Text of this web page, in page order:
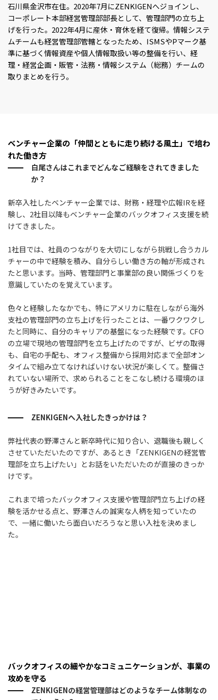
石川県金沢市在住。2020年7月にZENKIGENへジョインし、
コーポレート本部経営管理部部長として、管理部門の立ち上
げを行った。2022年4月に産休・育休を経て復帰。情報システ
ムチームも経営管理部管轄となったため、ISMSやPマーク基
準に基づく情報資産や個人情報取扱い等の整備を行い、経
理・経営企画・販管・法務・情報システム（総務）チームの
取りまとめを行う。
ベンチャー企業の「仲間とともに走り続ける風土」で培わ
れた働き方
白尾さんはこれまでどんなご経験をされてきました
か？
新卒入社したベンチャー企業では、財務・経理や広報IRを経
験し、2社目以降もベンチャー企業のバックオフィス支援を続
けてきました。
1社目では、社員のつながりを大切にしながら挑戦し合うカル
チャーの中で経験を積み、自分らしい働き方の軸が形成され
たと思います。当時、管理部門と事業部の良い関係づくりを
意識していたのを覚えています。
色々と経験したなかでも、特にアメリカに駐在しながら海外
支社の管理部門の立ち上げを行ったことは、一番ワクワクし
たと同時に、自分のキャリアの基盤になった経験です。CFO
の立場で現地の管理部門を立ち上げたのですが、ビザの取得
も、自宅の手配も、オフィス整備から採用対応まで全部オン
タイムで組み立てなければいけない状況が楽しくて。整備さ
れていない場所で、求められることをこなし続ける環境のほ
うが好きみたいです。
ZENKIGENへ入社したきっかけは？
弊社代表の野澤さんと新卒時代に知り合い、退職後も親しく
させていただいたのですが、あるとき「ZENKIGENの経営管
理部を立ち上げたい」とお話をいただいたのが直接のきっか
けです。
これまで培ったバックオフィス支援や管理部門立ち上げの経
験を活かせる点と、野澤さんの誠実な人柄を知っていたの
で、一緒に働いたら面白いだろうなと思い入社を決めまし
た。
バックオフィスの細やかなコミュニケーションが、事業の
攻めを守る
ZENKIGENの経営管理部はどのようなチーム体制なの